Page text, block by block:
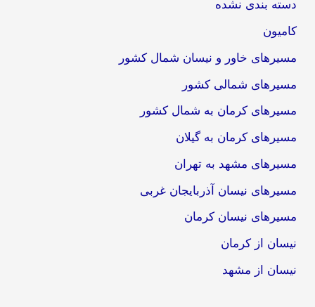
دسته بندی نشده
کامیون
مسیرهای خاور و نیسان شمال کشور
مسیرهای شمالی کشور
مسیرهای کرمان به شمال کشور
مسیرهای کرمان به گیلان
مسیرهای مشهد به تهران
مسیرهای نیسان آذربایجان غربی
مسیرهای نیسان کرمان
نیسان از کرمان
نیسان از مشهد